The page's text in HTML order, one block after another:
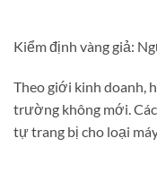
Kiểm định vàng giả:
Theo giới kinh doanh,
trường không mới.
tự trang bị cho loại